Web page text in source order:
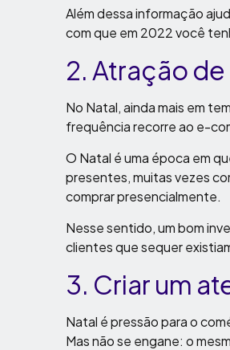
Além dessa informação
com que em 2022 você
2. Atração
No Natal, ainda mais em
frequência recorre ao e-
O Natal é uma época em
presentes, muitas vezes
comprar presencialmente.
Nesse sentido, um bom
clientes que sequer
3. Criar um
Natal é pressão para o
Mas não se engane: o